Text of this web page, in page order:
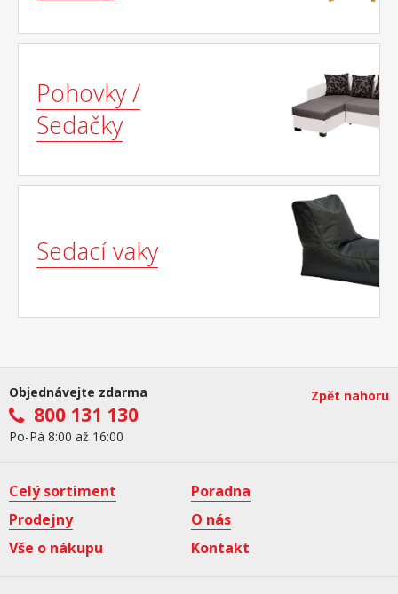
Pohovky /
Sedačky
Sedací vaky
Objednávejte zdarma
800 131 130
Po-Pá 8:00 až 16:00
Zpět nahoru
Celý sortiment
Poradna
Prodejny
O nás
Vše o nákupu
Kontakt